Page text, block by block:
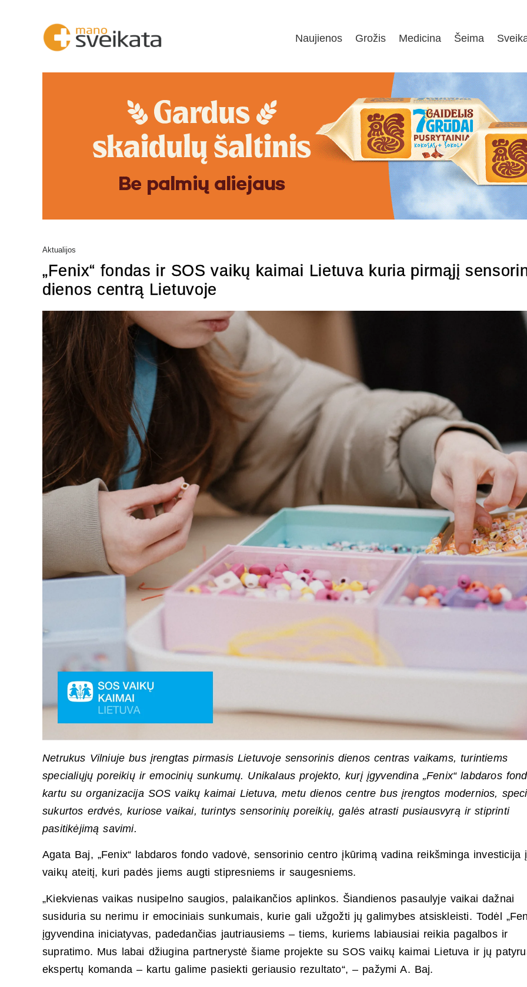
Naujienos Grožis Medicina Šeima
Aktualijos
„Fenix“ fondas ir SOS vaikų kaimai Lietuva kuria pirmąjį
dienos centrą Lietuvoje
Netrukus Vilniuje bus įrengtas pirmasis Lietuvoje sensorinis dienos centras vaikams, turintiems
specialiųjų poreikių ir emocinių sunkumų. Unikalaus projekto, kurį įgyvendina „Fenix“ labdaros
kartu su organizacija SOS vaikų kaimai Lietuva, metu dienos centre bus įrengtos modernios,
sukurtos erdvės, kuriose vaikai, turintys sensorinių poreikių, galės atrasti pusiausvyrą ir stiprinti
pasitikėjimą savimi.
Agata Baj, „Fenix“ labdaros fondo vadovė, sensorinio centro įkūrimą vadina reikšminga investicija į
vaikų ateitį, kuri padės jiems augti stipresniems ir saugesniems.
„Kiekvienas vaikas nusipelno saugios, palaikančios aplinkos. Šiandienos pasaulyje vaikai dažnai
susiduria su nerimu ir emociniais sunkumais, kurie gali užgožti jų galimybes atsiskleisti. Todėl
įgyvendina iniciatyvas, padedančias jautriausiems – tiems, kuriems labiausiai reikia pagalbos ir
supratimo. Mus labai džiugina partnerystė šiame projekte su SOS vaikų kaimai Lietuva ir jų
ekspertų komanda – kartu galime pasiekti geriausio rezultato“, – pažymi A. Baj.